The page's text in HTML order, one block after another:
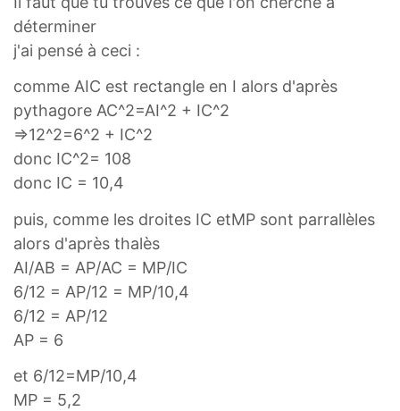
déterminer
j'ai pensé à ceci :
comme AIC est rectangle en I alors d'après
pythagore AC^2=AI^2 + IC^2
=>12^2=6^2 + IC^2
donc IC^2= 108
donc IC = 10,4
puis, comme les droites IC etMP sont parrallèles
alors d'après thalès
AI/AB = AP/AC = MP/IC
6/12 = AP/12 = MP/10,4
6/12 = AP/12
AP = 6
et 6/12=MP/10,4
MP = 5,2